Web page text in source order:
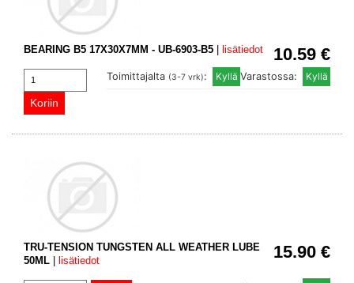
10.59 €
BEARING B5 17X30X7MM - UB-6903-B5 | lisätiedot
Varastossa:
Toimittajalta (3-7 vrk):
15.90 €
TRU-TENSION TUNGSTEN ALL WEATHER LUBE
50ML | lisätiedot